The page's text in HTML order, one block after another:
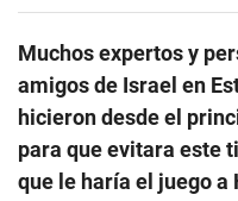
Muchos expertos y
amigos de Israel en
hicieron desde el
para que evitara este
que le haría el juego a